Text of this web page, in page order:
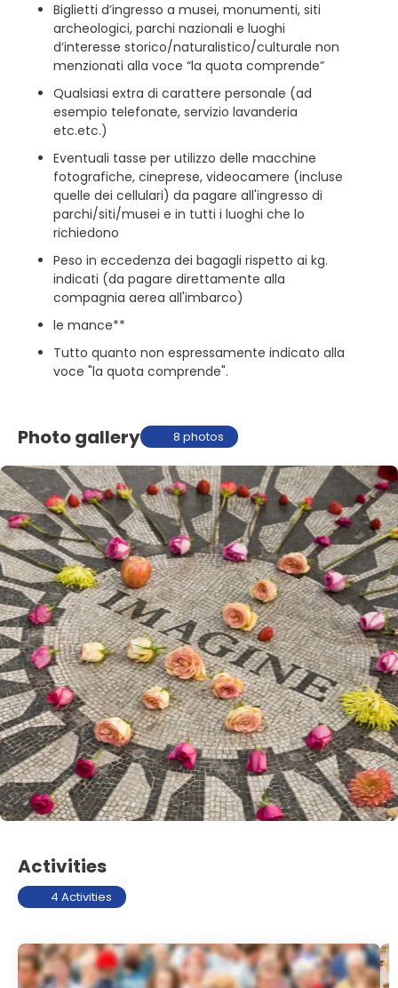
Biglietti d’ingresso a musei, monumenti, siti
archeologici, parchi nazionali e luoghi
d’interesse storico/naturalistico/culturale non
menzionati alla voce “la quota comprende”
Qualsiasi extra di carattere personale (ad
esempio telefonate, servizio lavanderia
etc.etc.)
Eventuali tasse per utilizzo delle macchine
fotografiche, cineprese, videocamere (incluse
quelle dei cellulari) da pagare all'ingresso di
parchi/siti/musei e in tutti i luoghi che lo
richiedono
Peso in eccedenza dei bagagli rispetto ai kg.
indicati (da pagare direttamente alla
compagnia aerea all'imbarco)
le mance**
Tutto quanto non espressamente indicato alla
voce "la quota comprende".
Photo gallery 8 photos
Activities
4 Activities